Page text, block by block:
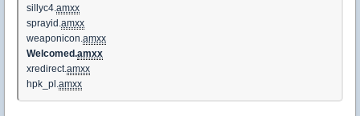
sillyc4.amxx
sprayid.amxx
weaponicon.amxx
Welcomed.amxx
xredirect.amxx
hpk_pl.amxx